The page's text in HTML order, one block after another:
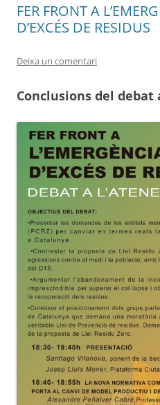
FER FRONT A
D’EXCÉS DE RESIDUS
Deixa un comentari
Conclusions del debat